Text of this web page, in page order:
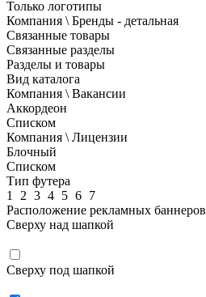
Только логотипы
Компания \ Бренды - детальная
Связанные товары
Связанные разделы
Разделы и товары
Вид каталога
Компания \ Вакансии
Аккордеон
Списком
Компания \ Лицензии
Блочный
Списком
Тип футера
1
2 3 4 5 6 7
Расположение рекламных баннеров
Сверху над шапкой
Сверху под шапкой